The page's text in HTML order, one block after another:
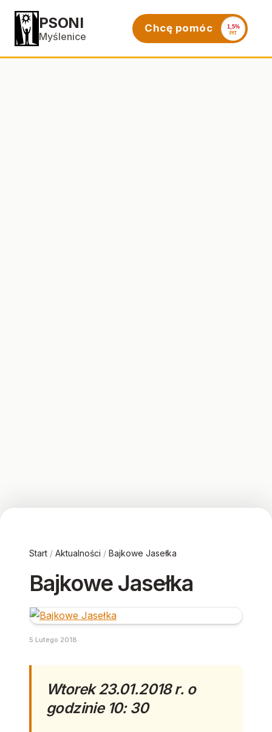
PSONI
Myślenice
Chcę pomóc 1,5%
PIT
Start / Aktualności / Bajkowe Jasełka
Bajkowe Jasełka
5 Lutego 2018
Wtorek 23.01.2018 r. o
godzinie 10: 30